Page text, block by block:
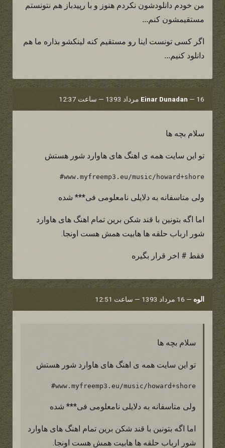
من خودم دانلودشون نکردم هنوز و با رپیدباز هم نتونستم
مستقیمشون کنم...
اگر کسی تونست اینا رو مستقیم کنه لینکشو بذاره ما هم
دانلود کنیم...
Einar Dunadan — 16 مرداد 1393 — ساعت 12:37
سلام بچه ها
تو این سایت همه ی اهنگ های هاوارد شور هستش
www.myfreemp3.eu/music/howard+shore#
ولی متاسفانه به دلایلی نامعلومی فی*** شده
اما اگه بتونین با قند شکن برین تمام اهنگ های هاوارد
شور ارباب حلقه ها هابیت همش هست اونجا.
فقط # اخر قرار بگیره
الوه — 16 مرداد 1393 — ساعت 12:51
سلام بچه ها
تو این سایت همه ی اهنگ های هاوارد شور هستش
www.myfreemp3.eu/music/howard+shore#
ولی متاسفانه به دلایلی نامعلومی فی*** شده
اما اگه بتونین با قند شکن برین تمام اهنگ های هاوارد
شور ارباب حلقه ها هابیت همش هست اونجا.